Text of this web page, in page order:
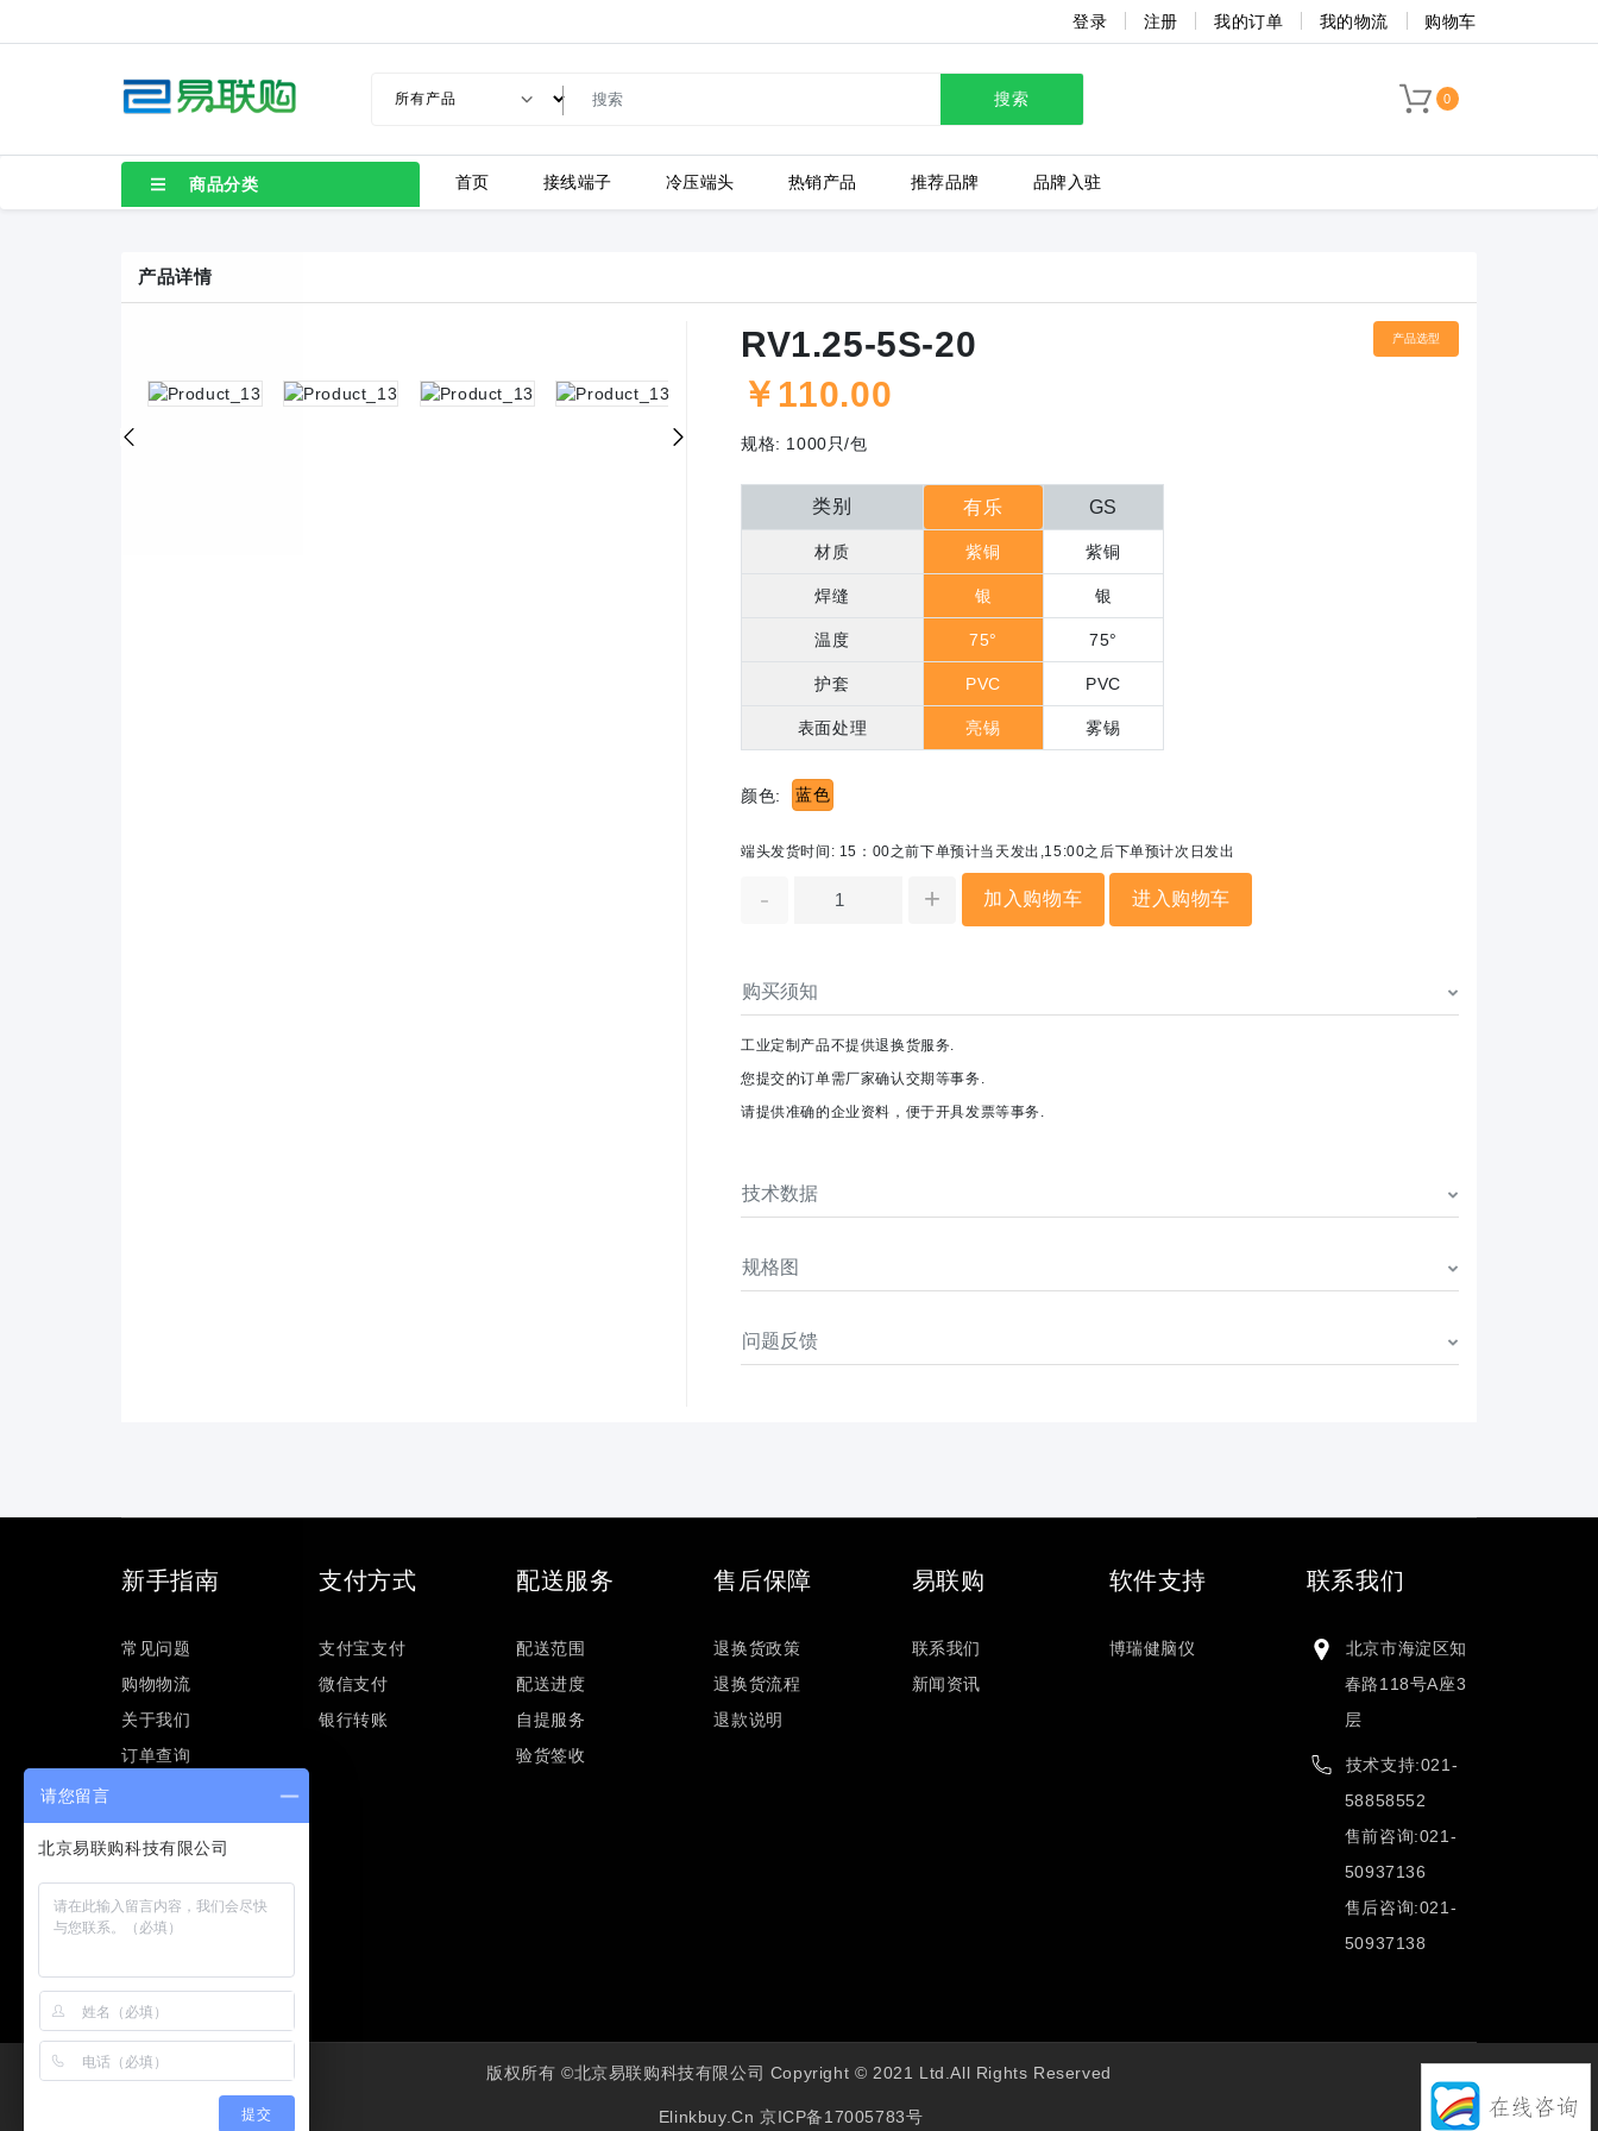
登录 注册 我的订单 我的物流 购物车
搜索 0
商品分类 首页 接线端子 冷压端头 热销产品 推荐品牌 品牌入驻
LC80-2.54-10P-130-00A
上海有乐
产品详情
产品选型
RV1.25-5S-20
￥ 110.00
规格: 1000只/包
类别 有乐 GS
材质 紫铜 紫铜
焊缝 银 银
温度 75° 75°
护套 PVC PVC
表面处理 亮锡 雾锡
颜色: 蓝色
端头发货时间: 15：00之前下单预计当天发出,15:00之后下单预计次日发出
- + 加入购物车 进入购物车
购买须知
工业定制产品不提供退换货服务.
您提交的订单需厂家确认交期等事务.
请提供准确的企业资料，便于开具发票等事务.
技术数据
规格图
问题反馈
新手指南
常见问题
购物物流
关于我们
订单查询
支付方式
支付宝支付
微信支付
银行转账
配送服务
配送范围
配送进度
自提服务
验货签收
售后保障
退换货政策
退换货流程
退款说明
易联购
联系我们
新闻资讯
软件支持
博瑞健脑仪
联系我们
北京市海淀区知
春路118号A座3
层
技术支持:021-
58858552
售前咨询:021-
50937136
售后咨询:021-
50937138
版权所有 ©北京易联购科技有限公司 Copyright © 2021 Ltd.All Rights Reserved
Elinkbuy.cn 京ICP备17005783号
请您留言
提交